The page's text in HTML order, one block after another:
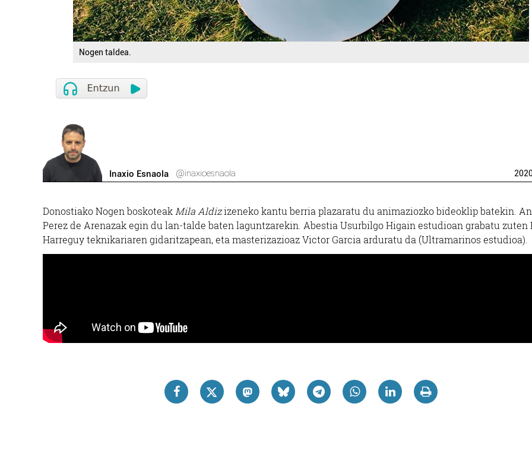
Nogen taldea.
Inaxio Esnaola @inaxioesnaola
Donostiako Nogen boskoteak Mila Aldizizeneko kantu berria plazaratu du animaziozko bideoklip batekin.
Perez de Arenazak egin du lan-talde baten laguntzarekin. Abestia Usurbilgo Higain estudioan grabatu zuten
Harreguy teknikariaren gidaritzapean, eta masterizazioaz Victor Garcia arduratu da (Ultramarinos estudioa).